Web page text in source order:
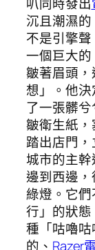
叭同時發出
沉且潮濕
不是引擎
一個巨大
皺著眉頭
想」。他
了一張髒
皺衛生紙
踏出店門
城市的主
邊到西邊
綠燈。它
行」的狀
種「咕嚕
的、 Razer